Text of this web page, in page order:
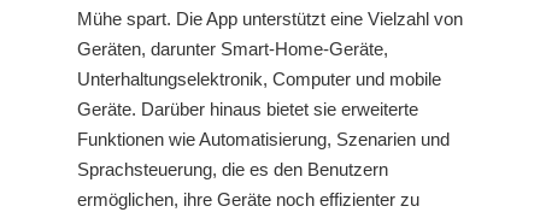
Mühe spart. Die App unterstützt eine Vielzahl von
Geräten, darunter Smart-Home-Geräte,
Unterhaltungselektronik, Computer und mobile
Geräte. Darüber hinaus bietet sie erweiterte
Funktionen wie Automatisierung, Szenarien und
Sprachsteuerung, die es den Benutzern
ermöglichen, ihre Geräte noch effizienter zu